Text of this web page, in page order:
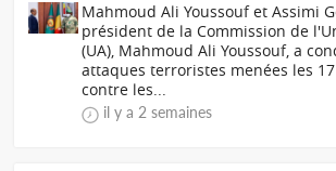
Mahmoud Ali Youssouf et Assimi
président de la Commission de
(UA), Mahmoud Ali Youssouf, a
attaques terroristes menées les
contre les...
il y a 2 semaines